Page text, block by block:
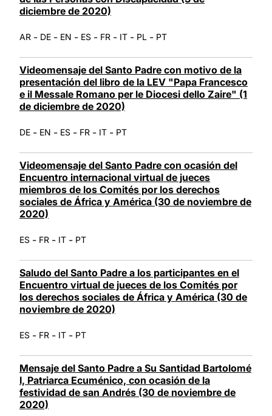
diciembre de 2020)
AR - DE - EN - ES - FR - IT - PL - PT
Videomensaje del Santo Padre con motivo de la
presentación del libro de la LEV "Papa Francesco
e il Messale Romano per le Diocesi dello Zaire" (1
de diciembre de 2020)
DE - EN - ES - FR - IT - PT
Videomensaje del Santo Padre con ocasión del
Encuentro internacional virtual de jueces
miembros de los Comités por los derechos
sociales de África y América (30 de noviembre de
2020)
ES - FR - IT - PT
Saludo del Santo Padre a los participantes en el
Encuentro virtual de jueces de los Comités por
los derechos sociales de África y América (30 de
noviembre de 2020)
ES - FR - IT - PT
Mensaje del Santo Padre a Su Santidad Bartolomé
I, Patriarca Ecuménico, con ocasión de la
festividad de san Andrés (30 de noviembre de
2020)